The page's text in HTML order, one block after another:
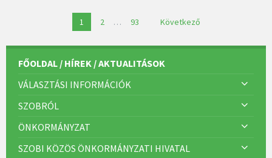
j
1 2 … 93 Következő
FŐOLDAL / HÍREK / AKTUALITÁSOK
VÁLASZTÁSI INFORMÁCIÓK
SZOBRÓL
ÖNKORMÁNYZAT
SZOBI KÖZÖS ÖNKORMÁNYZATI HIVATAL